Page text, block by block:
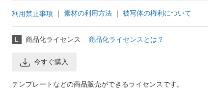
利用禁止事項 ｜ 素材の利用方法 ｜ 被写体の権利について
L 商品化ライセンス 商品化ライセンスとは？
今すぐ購入
テンプレートなどの商品販売ができるライセンスです。